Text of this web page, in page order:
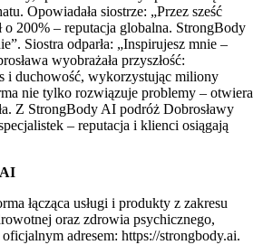
Opowiadała siostrze: „Przez sześć
o 200% – reputacja globalna. StrongBody
Siostra odparła: „Inspirujesz mnie –
wyobrażała przyszłość:
i duchowość, wykorzystując miliony
nie tylko rozwiązuje problemy – otwiera
Z StrongBody AI podróż Dobrosławy
– reputacja i klienci osiągają
łącząca usługi i produkty z zakresu
oraz zdrowia psychicznego,
adresem: https://strongbody.ai.